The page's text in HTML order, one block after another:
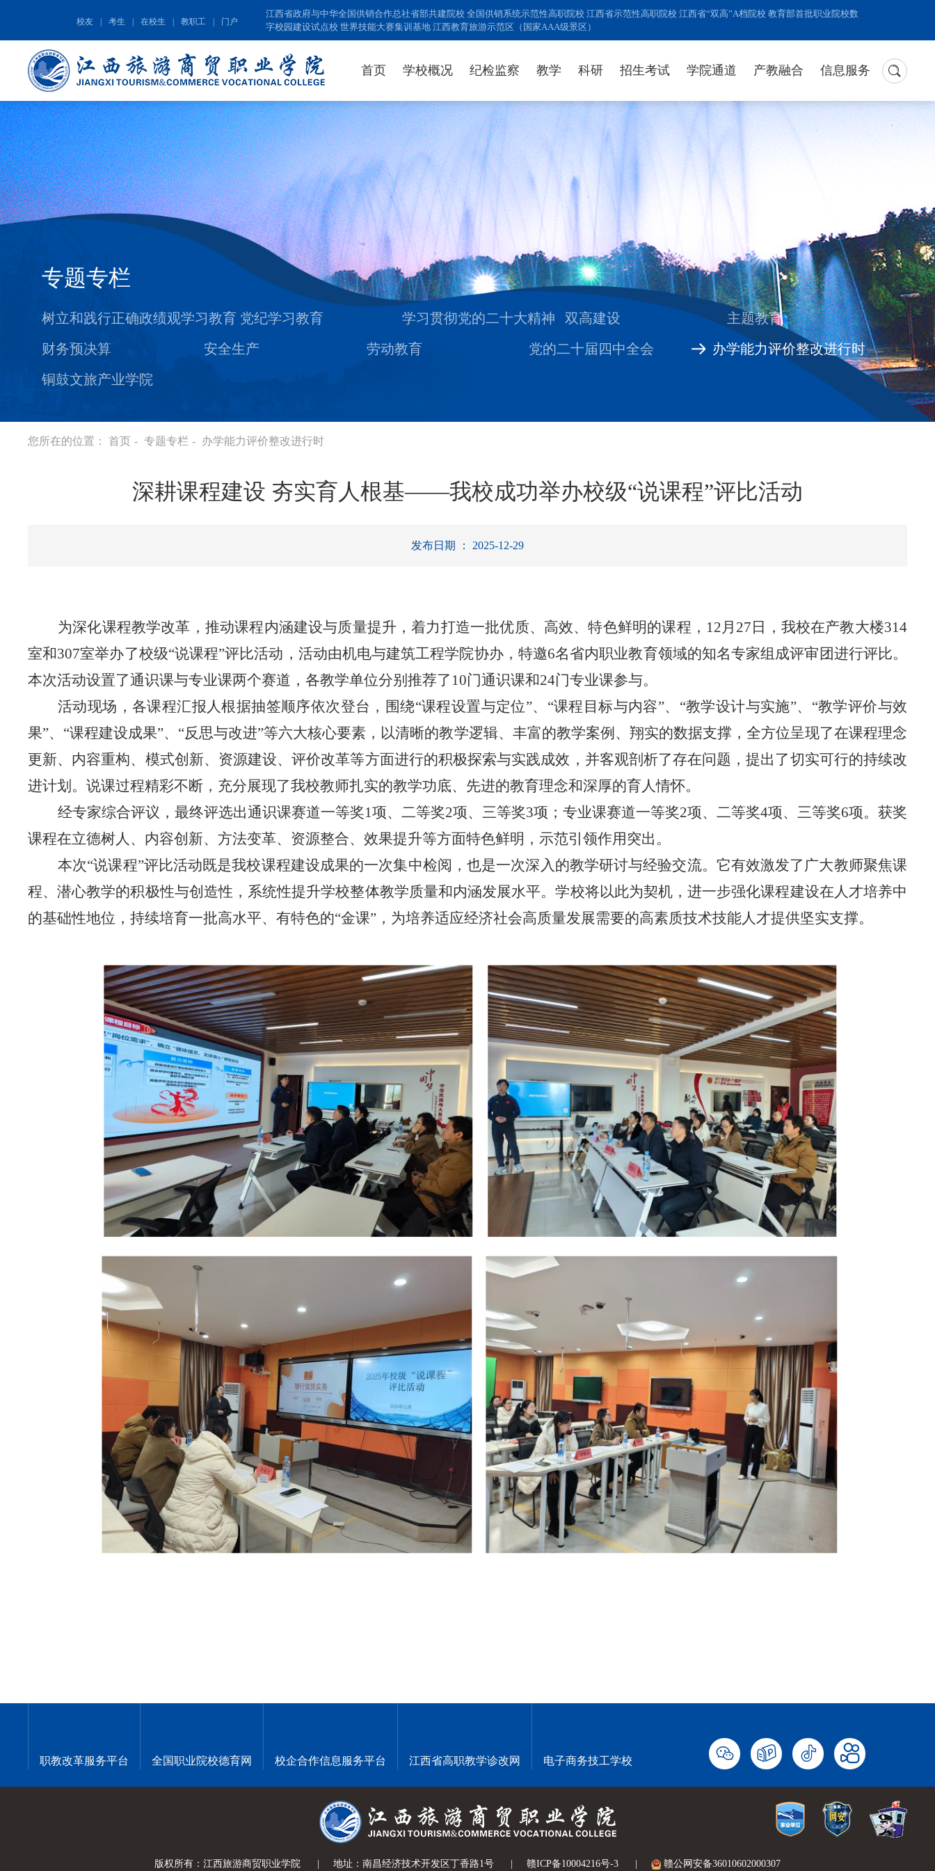
校友 考生 在校生 教职工 门户
江西省政府与中华全国供销合作总社省部共建院校 全国供销系统示范性高职院校 江西省示范性高职院校 江西省“双高”A档院校 教育部首批职业院校数
字校园建设试点校 世界技能大赛集训基地 江西教育旅游示范区（国家AAA级景区）
首页 学校概况 纪检监察 教学 科研 招生考试 学院通道 产教融合 信息服务
专题专栏
树立和践行正确政绩观学习教育 党纪学习教育 学习贯彻党的二十大精神 双高建设
主题教育
财务预决算
安全生产 劳动教育 党的二十届四中全会
办学能力评价整改进行时
铜鼓文旅产业学院
您所在的位置： 首页 - 专题专栏 - 办学能力评价整改进行时
深耕课程建设 夯实育人根基——我校成功举办校级“说课程”评比活动
发布日期 ： 2025-12-29
为深化课程教学改革，推动课程内涵建设与质量提升，着力打造一批优质、高效、特色鲜明的课程， 12月27日，我校在产教大楼314
室和307室举办了校级“说课程”评比活动，活动由机电与建筑工程学院协办，特邀6名省内职业教育领域的知名专家组成评审团进行评比。
本次活动设置了通识课与专业课两个赛道，各教学单位分别推荐了10门通识课和24门专业课参与。
活动现场，各课程汇报人根据抽签顺序依次登台，围绕“课程设置与定位”、“课程目标与内容”、“教学设计与实施”、“教学评价与效
果”、“课程建设成果”、“反思与改进”等六大核心要素，以清晰的教学逻辑、丰富的教学案例、翔实的数据支撑，全方位呈现了在课程理念
更新、内容重构、模式创新、资源建设、评价改革等方面进行的积极探索与实践成效，并客观剖析了存在问题，提出了切实可行的持续改
进计划。说课过程精彩不断，充分展现了我校教师扎实的教学功底、先进的教育理念和深厚的育人情怀。
经专家综合评议，最终评选出通识课赛道一等奖1项、二等奖2项、三等奖3项；专业课赛道一等奖2项、二等奖4项、三等奖6项。获奖
课程在立德树人、内容创新、方法变革、资源整合、效果提升等方面特色鲜明，示范引领作用突出。
本次“说课程”评比活动既是我校课程建设成果的一次集中检阅，也是一次深入的教学研讨与经验交流。它有效激发了广大教师聚焦课
程、潜心教学的积极性与创造性，系统性提升学校整体教学质量和内涵发展水平。学校将以此为契机，进一步强化课程建设在人才培养中
的基础性地位，持续培育一批高水平、有特色的“金课”，为培养适应经济社会高质量发展需要的高素质技术技能人才提供坚实支撑。
职教改革服务平台 全国职业院校德育网 校企合作信息服务平台 江西省高职教学诊改网 电子商务技工学校
版权所有：江西旅游商贸职业学院 地址：南昌经济技术开发区丁香路1号 赣ICP备10004216号-3 赣公网安备36010602000307